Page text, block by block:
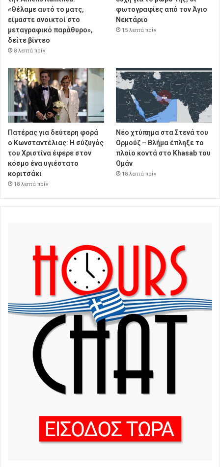
«Θέλαμε αυτό το ματς,
είμαστε ανοικτοί στο
μεταγραφικό παράθυρο»,
δείτε βίντεο
8 λεπτά πρίν
φωτογραφίες από τον Άγιο
Νεκτάριο
15 λεπτά πρίν
Πατέρας για δεύτερη φορά
ο Κωνσταντέλιας: Η σύζυγός
του Χριστίνα έφερε στον
κόσμο ένα υγιέστατο
κοριτσάκι
18 λεπτά πρίν
Νέο χτύπημα στα Στενά του
Ορμούζ – Βλήμα έπληξε το
πλοίο κοντά στο Khasab του
Ομάν
18 λεπτά πρίν